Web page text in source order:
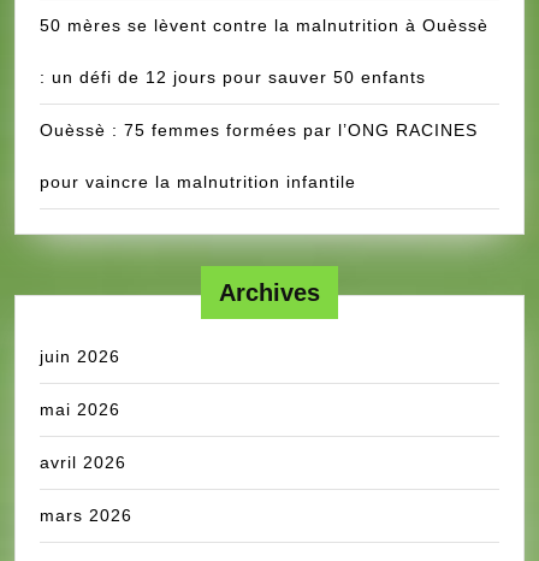
50 mères se lèvent contre la malnutrition à Ouèssè
: un défi de 12 jours pour sauver 50 enfants
Ouèssè : 75 femmes formées par l’ONG RACINES
pour vaincre la malnutrition infantile
Archives
juin 2026
mai 2026
avril 2026
mars 2026